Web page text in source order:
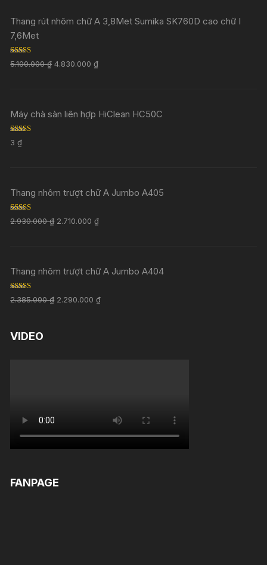
Thang rút nhôm chữ A 3,8Met Sumika SK760D cao chữ I
7,6Met
Rated5.00
out of 5
5.100.000₫ 4.830.000₫
Máy chà sàn liên hợp HiClean HC50C
Rated
out of 5
3₫
Thang nhôm trượt chữ A Jumbo A405
Rated 5.00
out of 5
2.930.000₫ 2.710.000₫
Thang nhôm trượt chữ A Jumbo A404
Rated 5.00
out of 5
2.385.000₫ 2.290.000₫
VIDEO
FANPAGE